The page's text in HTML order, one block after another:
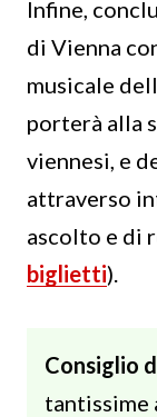
Infine,
di Vienna
musicale
porterà alla
viennesi, e
attraverso
ascolto e di
biglietti).
Consiglio
tantissime